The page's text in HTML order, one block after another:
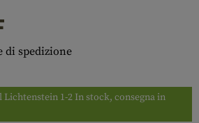
di spedizione
Lichtenstein 1-2 In stock, consegna in